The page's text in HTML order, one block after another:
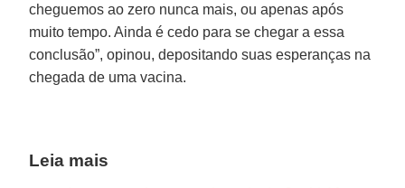
cheguemos ao zero nunca mais, ou apenas após
muito tempo. Ainda é cedo para se chegar a essa
conclusão”, opinou, depositando suas esperanças na
chegada de uma vacina.
Leia mais